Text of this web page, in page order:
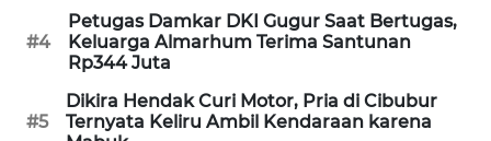
#4
Petugas Damkar DKI Gugur Saat Bertugas,
Keluarga Almarhum Terima Santunan
Rp344 Juta
#5
Dikira Hendak Curi Motor, Pria di Cibubur
Ternyata Keliru Ambil Kendaraan karena
NEWS
METRO
SIANTAR
NEWS